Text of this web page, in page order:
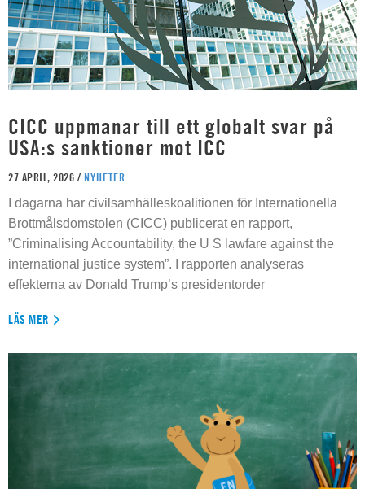
CICC uppmanar till ett globalt svar på
USA:s sanktioner mot ICC
27 APRIL, 2026 / NYHETER
I dagarna har civilsamhälleskoalitionen för Internationella
Brottmålsdomstolen (CICC) publicerat en rapport,
”Criminalising Accountability, the U S lawfare against the
international justice system”. I rapporten analyseras
effekterna av Donald Trump’s presidentorder
LÄS MER